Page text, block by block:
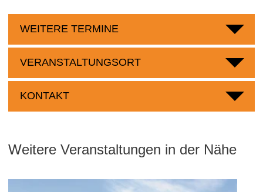
WEITERE TERMINE
VERANSTALTUNGSORT
KONTAKT
Weitere Veranstaltungen in der Nähe